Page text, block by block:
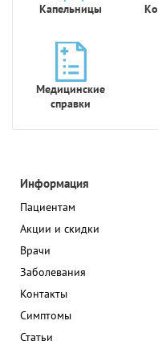
Капельницы
Медицинские
справки
Информация
Пациентам
Акции и скидки
Врачи
Заболевания
Контакты
Симптомы
Статьи